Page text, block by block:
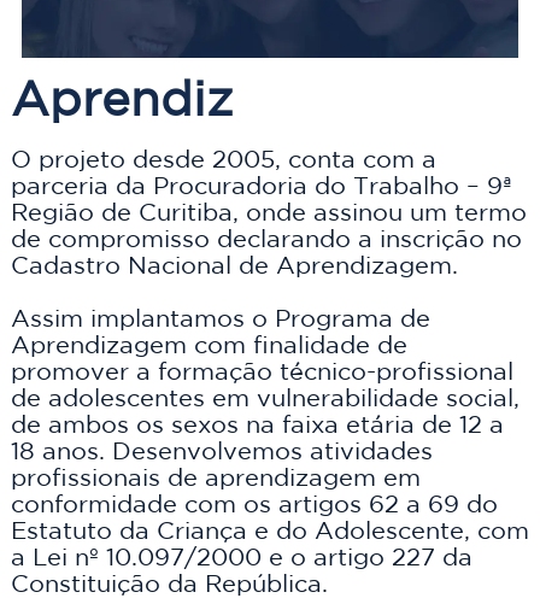
Aprendiz
O projeto desde 2005, conta com a
parceria da Procuradoria do Trabalho – 9ª
Região de Curitiba, onde assinou um termo
de compromisso declarando a inscrição no
Cadastro Nacional de Aprendizagem.
Assim implantamos o Programa de
Aprendizagem com finalidade de
promover a formação técnico-profissional
de adolescentes em vulnerabilidade social,
de ambos os sexos na faixa etária de 12 a
18 anos. Desenvolvemos atividades
profissionais de aprendizagem em
conformidade com os artigos 62 a 69 do
Estatuto da Criança e do Adolescente, com
a Lei nº 10.097/2000 e o artigo 227 da
Constituição da República.